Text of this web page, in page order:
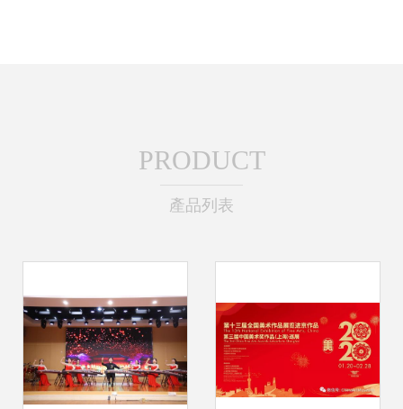
PRODUCT
產品列表